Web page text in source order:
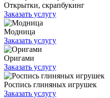
Открытки, скрапбукинг
Заказать услугу
Модница
Заказать услугу
Оригами
Заказать услугу
Роспись глиняных игрушек
Заказать услугу